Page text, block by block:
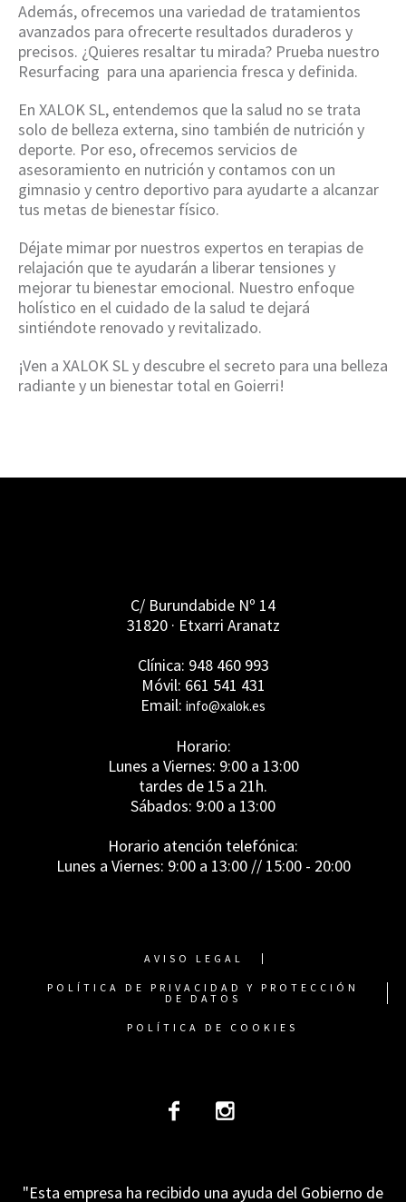
Además, ofrecemos una variedad de tratamientos
avanzados para ofrecerte resultados duraderos y
precisos. ¿Quieres resaltar tu mirada? Prueba nuestro
Resurfacing para una apariencia fresca y definida.
En XALOK SL, entendemos que la salud no se trata
solo de belleza externa, sino también de nutrición y
deporte. Por eso, ofrecemos servicios de
asesoramiento en nutrición y contamos con un
gimnasio y centro deportivo para ayudarte a alcanzar
tus metas de bienestar físico.
Déjate mimar por nuestros expertos en terapias de
relajación que te ayudarán a liberar tensiones y
mejorar tu bienestar emocional. Nuestro enfoque
holístico en el cuidado de la salud te dejará
sintiéndote renovado y revitalizado.
¡Ven a XALOK SL y descubre el secreto para una belleza
radiante y un bienestar total en Goierri!
C/ Burundabide Nº 14
31820 · Etxarri Aranatz
Clínica: 948 460 993
Móvil: 661 541 431
Email: info@xalok.es
Horario:
Lunes a Viernes: 9:00 a 13:00
tardes de 15 a 21h.
Sábados: 9:00 a 13:00
Horario atención telefónica:
Lunes a Viernes: 9:00 a 13:00 // 15:00 - 20:00
AVISO LEGAL
POLÍTICA DE PRIVACIDAD Y PROTECCIÓN
DE DATOS
POLÍTICA DE COOKIES
"Esta empresa ha recibido una ayuda del Gobierno de